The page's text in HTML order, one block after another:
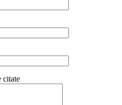
citate